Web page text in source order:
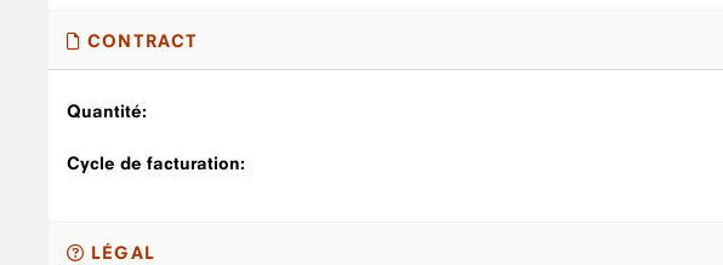
CONTRACT
Quantité:
Cycle de facturation:
LÉGAL